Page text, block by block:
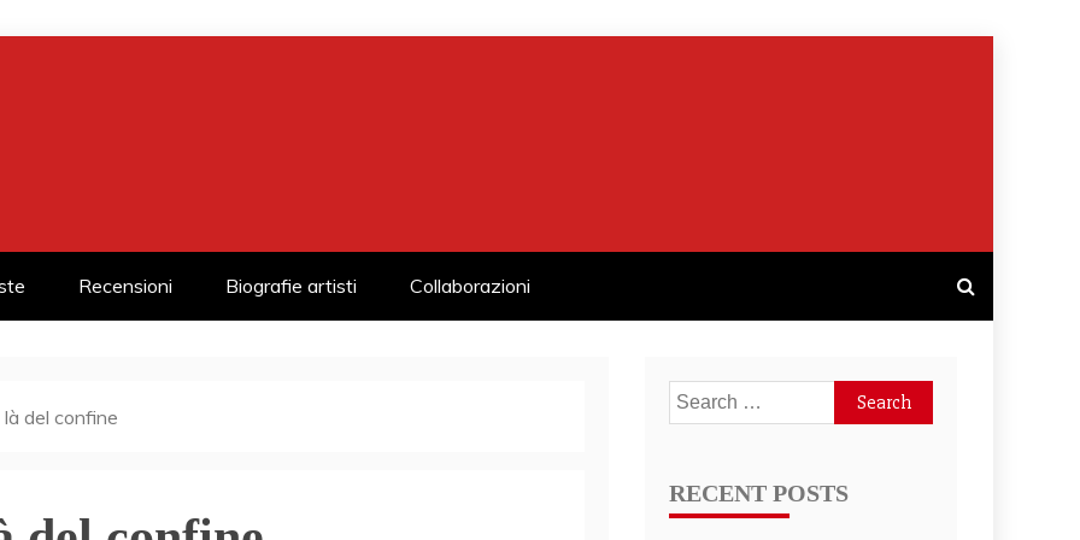
Recensioni Biografie artisti Collaborazioni
del confine
Search
for:
RECENT POSTS